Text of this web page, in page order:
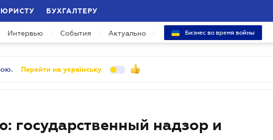
ЮРИСТУ БУХГАЛТЕРУ
Интервью События Актуально Бизнес во время войны
Перейти на українську
государственный надзор и